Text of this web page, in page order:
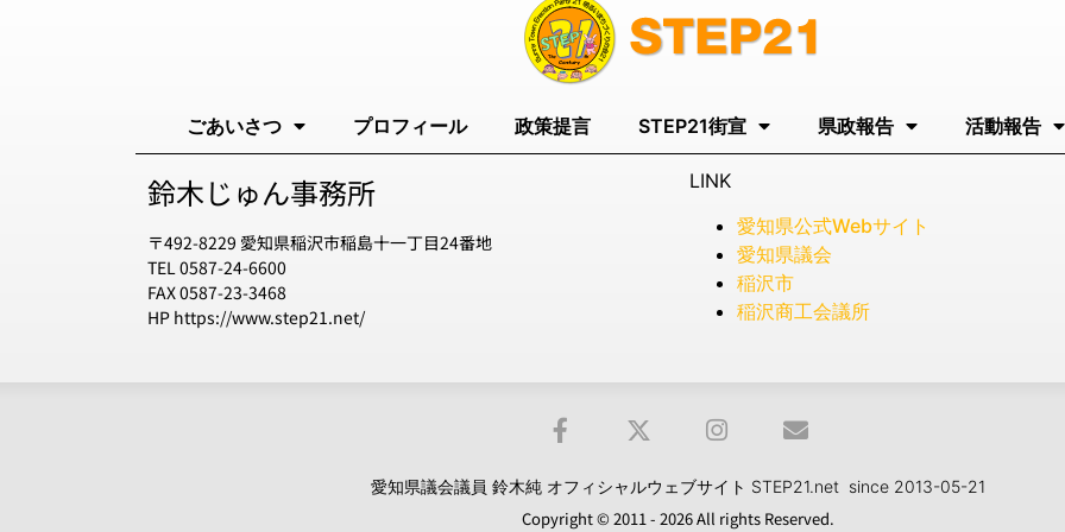
ごあいさつ プロフィール 政策提言 STEP21街宣 県政報告 活動報告
鈴木じゅん事務所
〒492-8229 愛知県稲沢市稲島十一丁目24番地
TEL 0587-24-6600
FAX 0587-23-3468
HP https://www.step21.net/
LINK
愛知県公式Webサイト
愛知県議会
稲沢市
稲沢商工会議所
愛知県議会議員 鈴木純 オフィシャルウェブサイト STEP21.net since 2013-05-21
Copyright © 2011 - 2026 All rights Reserved.